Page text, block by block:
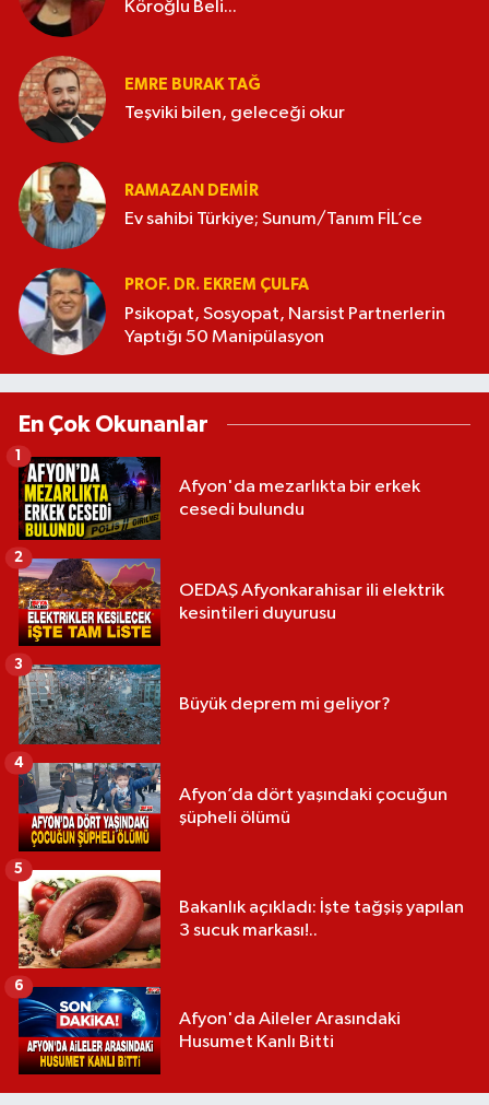
Köroğlu Beli...
EMRE BURAK TAĞ
Teşviki bilen, geleceği okur
RAMAZAN DEMİR
Ev sahibi Türkiye; Sunum/Tanım FİL’ce
PROF. DR. EKREM ÇULFA
Psikopat, Sosyopat, Narsist Partnerlerin
Yaptığı 50 Manipülasyon
En Çok Okunanlar
Afyon'da mezarlıkta bir erkek
cesedi bulundu
1
OEDAŞ Afyonkarahisar ili elektrik
kesintileri duyurusu
2
Büyük deprem mi geliyor?
3
Afyon’da dört yaşındaki çocuğun
şüpheli ölümü
4
Bakanlık açıkladı: İşte tağşiş yapılan
3 sucuk markası!..
5
Afyon'da Aileler Arasındaki
Husumet Kanlı Bitti
6